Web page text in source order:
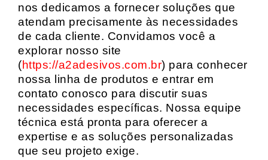
nos dedicamos a fornecer soluções que
atendam precisamente às necessidades
de cada cliente. Convidamos você a
explorar nosso site
(https://a2adesivos.com.br) para conhecer
nossa linha de produtos e entrar em
contato conosco para discutir suas
necessidades específicas. Nossa equipe
técnica está pronta para oferecer a
expertise e as soluções personalizadas
que seu projeto exige.